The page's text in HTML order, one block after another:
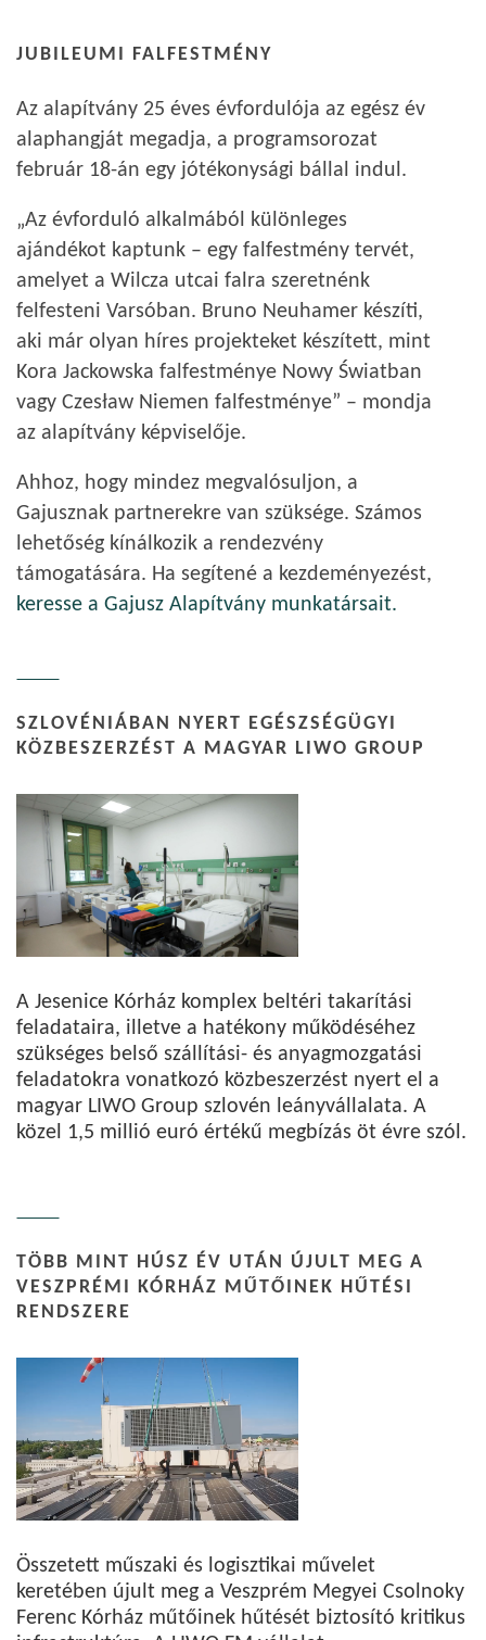
JUBILEUMI FALFESTMÉNY
Az alapítvány 25 éves évfordulója az egész év
alaphangját megadja, a programsorozat
február 18-án egy jótékonysági bállal indul.
„Az évforduló alkalmából különleges
ajándékot kaptunk – egy falfestmény tervét,
amelyet a Wilcza utcai falra szeretnénk
felfesteni Varsóban. Bruno Neuhamer készíti,
aki már olyan híres projekteket készített, mint
Kora Jackowska falfestménye Nowy Światban
vagy Czesław Niemen falfestménye” – mondja
az alapítvány képviselője.
Ahhoz, hogy mindez megvalósuljon, a
Gajusznak partnerekre van szüksége. Számos
lehetőség kínálkozik a rendezvény
támogatására. Ha segítené a kezdeményezést,
keresse a Gajusz Alapítvány munkatársait.
SZLOVÉNIÁBAN NYERT EGÉSZSÉGÜGYI
KÖZBESZERZÉST A MAGYAR LIWO GROUP
A Jesenice Kórház komplex beltéri takarítási
feladataira, illetve a hatékony működéséhez
szükséges belső szállítási- és anyagmozgatási
feladatokra vonatkozó közbeszerzést nyert el a
magyar LIWO Group szlovén leányvállalata. A
közel 1,5 millió euró értékű megbízás öt évre szól.
TÖBB MINT HÚSZ ÉV UTÁN ÚJULT MEG A
VESZPRÉMI KÓRHÁZ MŰTŐINEK HŰTÉSI
RENDSZERE
Összetett műszaki és logisztikai művelet
keretében újult meg a Veszprém Megyei Csolnoky
Ferenc Kórház műtőinek hűtését biztosító kritikus